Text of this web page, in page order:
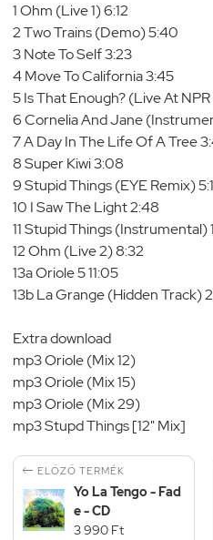
1 Ohm (Live 1) 6:12
2 Two Trains (Demo) 5:40
3 Note To Self 3:23
4 Move To California 3:45
5 Is That Enough? (Live At
6 Cornelia And Jane
7 A Day In The Life Of A Tree
8 Super Kiwi 3:08
9 Stupid Things (EYE Remix)
10 I Saw The Light 2:48
11 Stupid Things (Instrumental)
12 Ohm (Live 2) 8:32
13a Oriole 5 11:05
13b La Grange (Hidden Track)
Extra download
mp3 Oriole (Mix 12)
mp3 Oriole (Mix 15)
mp3 Oriole (Mix 29)
mp3 Stupd Things [12" Mix]
 ELŐZŐ TERMÉK
Yo La Tengo - Fad
e - CD
3 990 Ft